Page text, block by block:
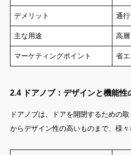
デメリット 通
主な用途 高層
マーケティングポイント 省
2.4 ドアノブ：デザインと機能性
ドアノブは、ドアを開閉するための
からデザイン性の高いものまで、様々